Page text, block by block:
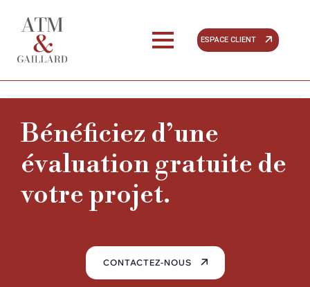
ESPACE CLIENT
LOCATION
Gestion locative
Aucune catégorie
Bénéficiez d’une
évaluation gratuite de
votre projet.
CONTACTEZ-NOUS